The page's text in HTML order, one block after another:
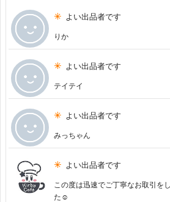
よい出品者です
りか
よい出品者です
テイテイ
よい出品者です
みっちゃん
よい出品者です
この度は迅速でご丁寧なお取引を
た☺️